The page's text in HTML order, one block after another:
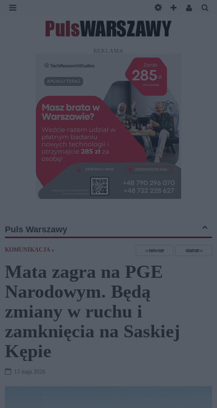
REKLAMA
Puls Warszawy
KOMUNIKACJA » nowsze starsze
Mata zagra na PGE
Narodowym. Będą
zmiany w ruchu i
zamknięcia na Saskiej
Kępie
13 maja 2026